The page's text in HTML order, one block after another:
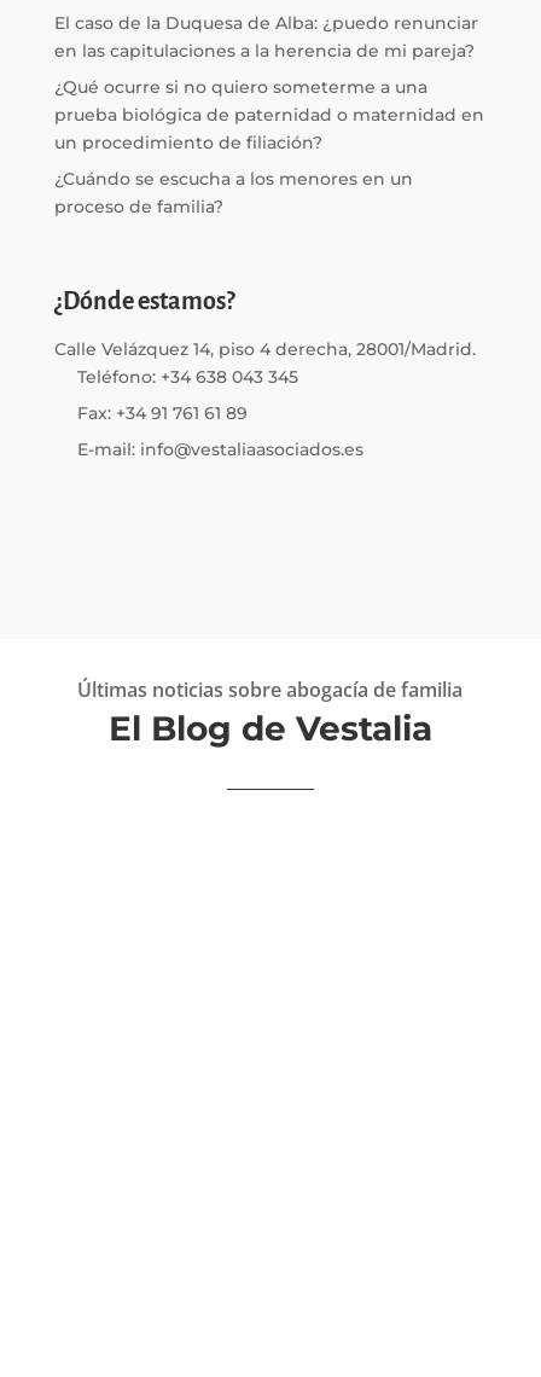
El caso de la Duquesa de Alba: ¿puedo renunciar
en las capitulaciones a la herencia de mi pareja?
¿Qué ocurre si no quiero someterme a una
prueba biológica de paternidad o maternidad en
un procedimiento de filiación?
¿Cuándo se escucha a los menores en un
proceso de familia?
¿Dónde estamos?
Calle Velázquez 14, piso 4 derecha, 28001/Madrid.
Teléfono: +34 638 043 345
Fax: +34 91 761 61 89
E-mail: info@vestaliaasociados.es
Últimas noticias sobre abogacía de familia
El Blog de Vestalia